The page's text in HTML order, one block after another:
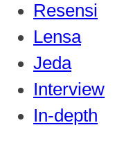
Resensi
Lensa
Jeda
Interview
In-depth